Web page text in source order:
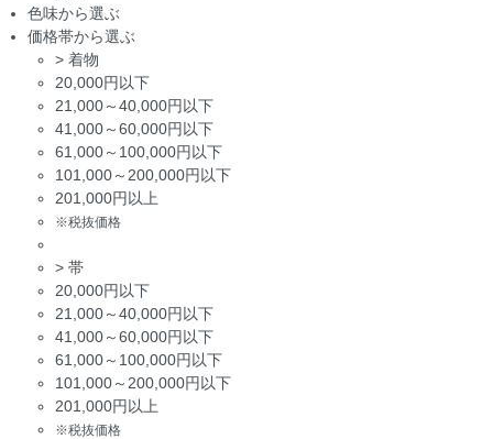
色味から選ぶ
価格帯から選ぶ
> 着物
20,000円以下
21,000～40,000円以下
41,000～60,000円以下
61,000～100,000円以下
101,000～200,000円以下
201,000円以上
※税抜価格
> 帯
20,000円以下
21,000～40,000円以下
41,000～60,000円以下
61,000～100,000円以下
101,000～200,000円以下
201,000円以上
※税抜価格